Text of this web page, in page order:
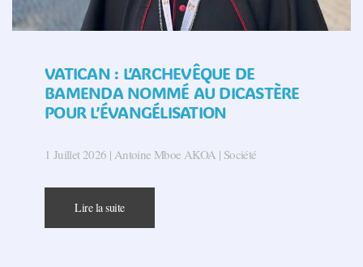
VATICAN : L’ARCHEVÊQUE DE
BAMENDA NOMMÉ AU DICASTÈRE
POUR L’ÉVANGÉLISATION
1 Juillet 2026 | Antoine Mboe AKOA | Société
Lire la suite